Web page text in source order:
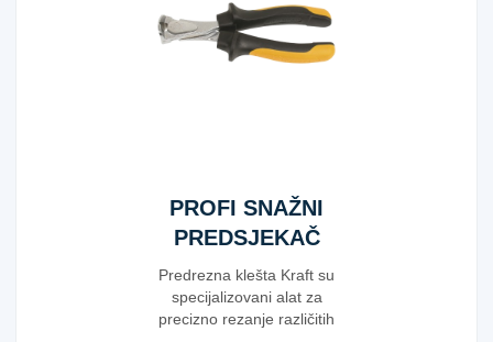
PROFI SNAŽNI
PREDSJEKAČ
200MM
Predrezna klešta Kraft su
specijalizovani alat za
precizno rezanje različitih